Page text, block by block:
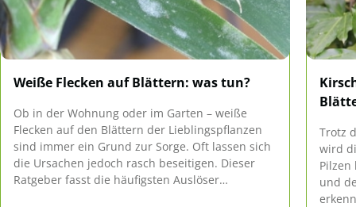
Weiße Flecken auf Blättern: was tun?
Ob in der Wohnung oder im Garten – weiße
Flecken auf den Blättern der Lieblingspflanzen
sind immer ein Grund zur Sorge. Oft lassen sich
die Ursachen jedoch rasch beseitigen. Dieser
Ratgeber fasst die häufigsten Auslöser
Trotz
wird
Pilzen
und